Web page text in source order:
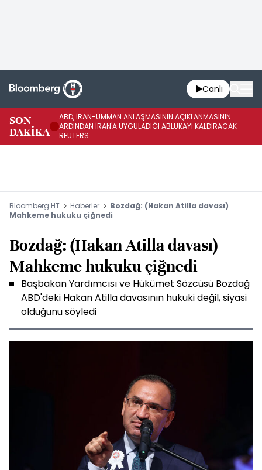
Canlı
SON
DAKİKA
ABD, İRAN-UMMAN ANLAŞMASININ AÇIKLANMASININ
ARDINDAN İRAN'A UYGULADIĞI ABLUKAYI KALDIRACAK -
REUTERS
Bloomberg HT Haberler
Bozdağ: (Hakan Atilla davası)
Mahkeme hukuku çiğnedi
Bozdağ: (Hakan Atilla davası)
Mahkeme hukuku çiğnedi
Başbakan Yardımcısı ve Hükümet Sözcüsü Bozdağ
ABD'deki Hakan Atilla davasının hukuki değil, siyasi
olduğunu söyledi